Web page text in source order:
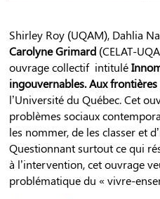
Shirley Roy (UQAM), Dahlia
Carolyne Grimard (CELAT-
ouvrage collectif intitulé
ingouvernables. Aux
l’Université du Québec. Cet
problèmes sociaux
les nommer, de les classer et
Questionnant surtout ce qui
à l’intervention, cet ouvrage
problématique du « vivre-